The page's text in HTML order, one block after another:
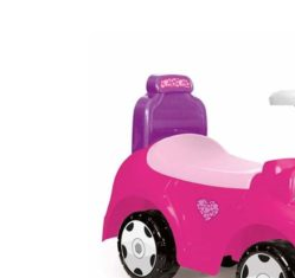
Choix des